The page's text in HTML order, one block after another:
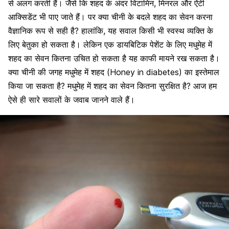
से अलग करती हैं। जैसे कि शहद के अंदर विटामिन, मिनरल और ऐंटी
आक्सिडेंट भी पाए जाते हैं। पर क्या चीनी के बदले शहद का सेवन करना
वैज्ञानिक रूप से सही है? हालांकि, यह सवाल किसी भी स्वस्थ व्यक्ति के
लिए बेतुका हो सकता है। लेकिनएक डायबिटिक पेशेंटके लिए मधुमेह में
शहद का सेवन कितना उचित हो सकता है यह काफी मायने रख सकता है।
क्या चीनी की जगह मधुमेह में शहद (Honey in diabetes) का इस्तेमाल
किया जा सकता है? मधुमेह में शहद का सेवन कितना सुरक्षित है? आज हम
ऐसे ही सारे सवालों के जवाब जानने वाले हैं।